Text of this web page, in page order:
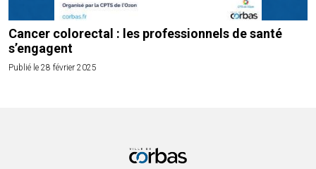
Cancer colorectal : les professionnels de santé
s’engagent
Publié le 28 février 2025